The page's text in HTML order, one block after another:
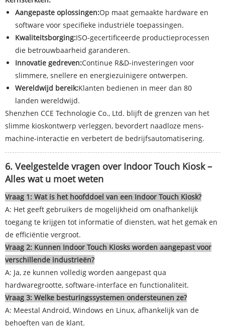
Aangepaste oplossingen:Op maat gemaakte hardware en
software voor specifieke industriële toepassingen.
Kwaliteitsborging:ISO-gecertificeerde productieprocessen
die betrouwbaarheid garanderen.
Innovatie gedreven:Continue R&D-investeringen voor
slimmere, snellere en energiezuinigere ontwerpen.
Wereldwijd bereik:Klanten bedienen in meer dan 80
landen wereldwijd.
Shenzhen CCE Technologie Co., Ltd. blijft de grenzen van het
slimme kioskontwerp verleggen, bevordert naadloze mens-
machine-interactie en verbetert de bedrijfsautomatisering.
6. Veelgestelde vragen over Indoor Touch Kiosk –
Alles wat u moet weten
Vraag 1: Wat is het hoofddoel van een Indoor Touch Kiosk?
A: Het geeft gebruikers de mogelijkheid om onafhankelijk
toegang te krijgen tot informatie of diensten, wat het gemak en
de efficiëntie vergroot.
Vraag 2: Kunnen Indoor Touch Kiosks worden aangepast voor
verschillende industrieën?
A: Ja, ze kunnen volledig worden aangepast qua
hardwaregrootte, software-interface en functionaliteit.
Vraag 3: Welke besturingssystemen ondersteunen ze?
A: Meestal Android, Windows en Linux, afhankelijk van de
behoeften van de klant.